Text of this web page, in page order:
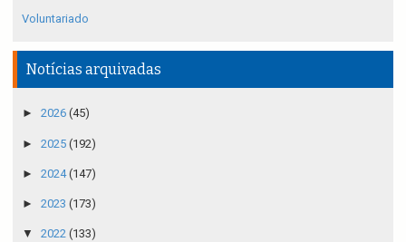
Voluntariado
Notícias arquivadas
► 2026 (45)
► 2025 (192)
► 2024(147)
► 2023 (173)
▼ 2022 (133)